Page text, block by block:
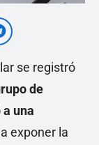
se registró
de
una
exponer la